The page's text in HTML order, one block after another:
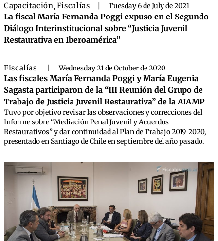
Capacitación, Fiscalías Tuesday 6 de July de 2021
La fiscal María Fernanda Poggi expuso en el Segundo
Diálogo Interinstitucional sobre “Justicia Juvenil
Restaurativa en Iberoamérica”
Fiscalías Wednesday 21 de October de 2020
Las fiscales María Fernanda Poggi y María Eugenia
Sagasta participaron de la “III Reunión del Grupo de
Trabajo de Justicia Juvenil Restaurativa” de la AIAMP
Tuvo por objetivo revisar las observaciones y correcciones del
Informe sobre “Mediación Penal Juvenil y Acuerdos
Restaurativos” y dar continuidad al Plan de Trabajo 2019-2020,
presentado en Santiago de Chile en septiembre del año pasado.